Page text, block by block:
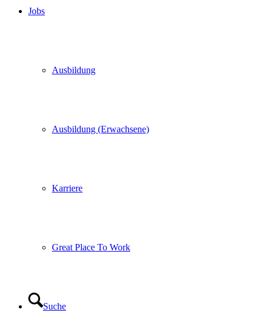
Jobs
Ausbildung
Ausbildung (Erwachsene)
Karriere
Great Place To Work
Suche